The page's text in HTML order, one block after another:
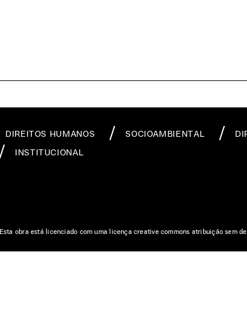
DIREITOS HUMANOS SOCIOAMBIENTAL
INSTITUCIONAL
Esta obra está licenciado com uma licença creative commons atribuição sem